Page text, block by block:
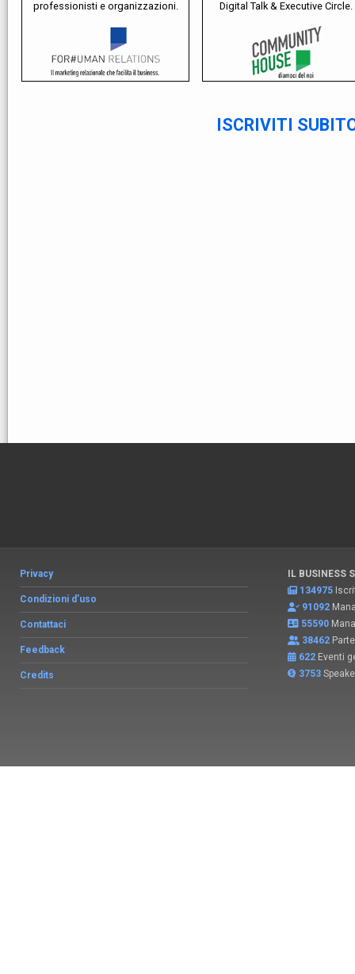
professionisti e organizzazioni.
Digital Talk & Executive Circle.
ISCRIVITI
Privacy
Condizioni d’uso
Contattaci
Feedback
Credits
IL BUSINESS
134975
91092
55590
38462
622 Eventi
3753